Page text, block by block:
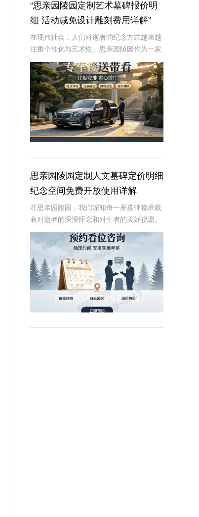
“思亲园陵园定制艺术墓碑报价明
细 活动减免设计雕刻费用详解”
在现代社会，人们对逝者的纪念方式越来越
注重个性化与艺术性。思亲园陵园作为一家
专业的陵园服务提供商，推出了定制艺术墓
碑服务，以满足客户对逝者的特殊纪念需
求。本文将详细介绍思亲园陵园定制艺术墓
碑的报价明细
思亲园陵园定制人文墓碑定价明细
纪念空间免费开放使用详解
在思亲园陵园，我们深知每一座墓碑都承载
着对逝者的深深怀念和对生者的美好祝愿。
因此，我们精心定制的人文墓碑不仅是对逝
者的永恒纪念，更是生者情感的寄托。本文
将详细介绍思亲园陵园定制人文墓碑的定价
明细以及纪